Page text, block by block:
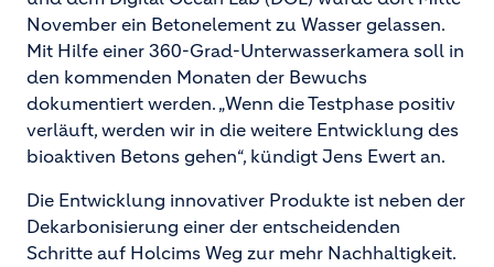
November ein Betonelement zu Wasser gelassen.
Mit Hilfe einer 360-Grad-Unterwasserkamera soll in
den kommenden Monaten der Bewuchs
dokumentiert werden. „Wenn die Testphase positiv
verläuft, werden wir in die weitere Entwicklung des
bioaktiven Betons gehen“, kündigt Jens Ewert an.
Die Entwicklung innovativer Produkte ist neben der
Dekarbonisierung einer der entscheidenden
Schritte auf Holcims Weg zur mehr Nachhaltigkeit.